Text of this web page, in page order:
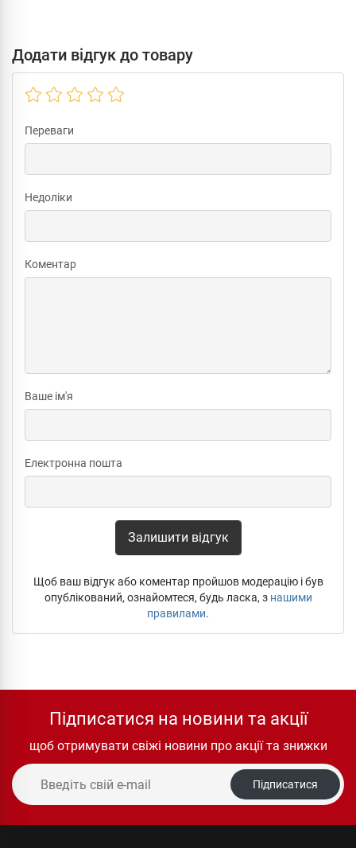
Додати відгук до товару
Переваги
Недоліки
Коментар
Ваше ім'я
Електронна пошта
Залишити відгук
Щоб ваш відгук або коментар пройшов модерацію і був
опублікований, ознайомтеся, будь ласка, з нашими
правилами.
Підписатися на новини та акції
щоб отримувати свіжі новини про акції та знижки
Підписатися